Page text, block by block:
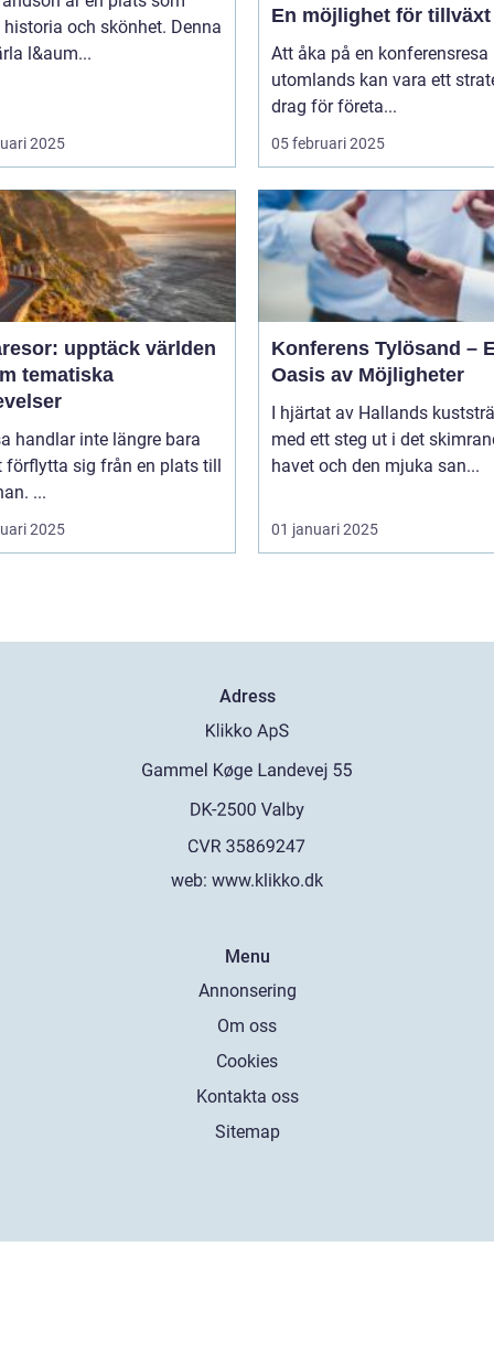
och skönhet. Denna
l&aum...
2025
En möjlighet för
samarbete
Att åka på en konferensresa
utomlands kan vara ett
drag för företa...
05 februari 2025
upptäck världen
tematiska
handlar inte längre bara
förflytta sig från en plats till
...
2025
Konferens Tylösand –
Oasis av Möjligheter
I hjärtat av Hallands
med ett steg ut i det
havet och den mjuka san...
01 januari 2025
Adress
web: www.klikko.dk
Menu
Annonsering
Om oss
Cookies
Kontakta oss
Sitemap